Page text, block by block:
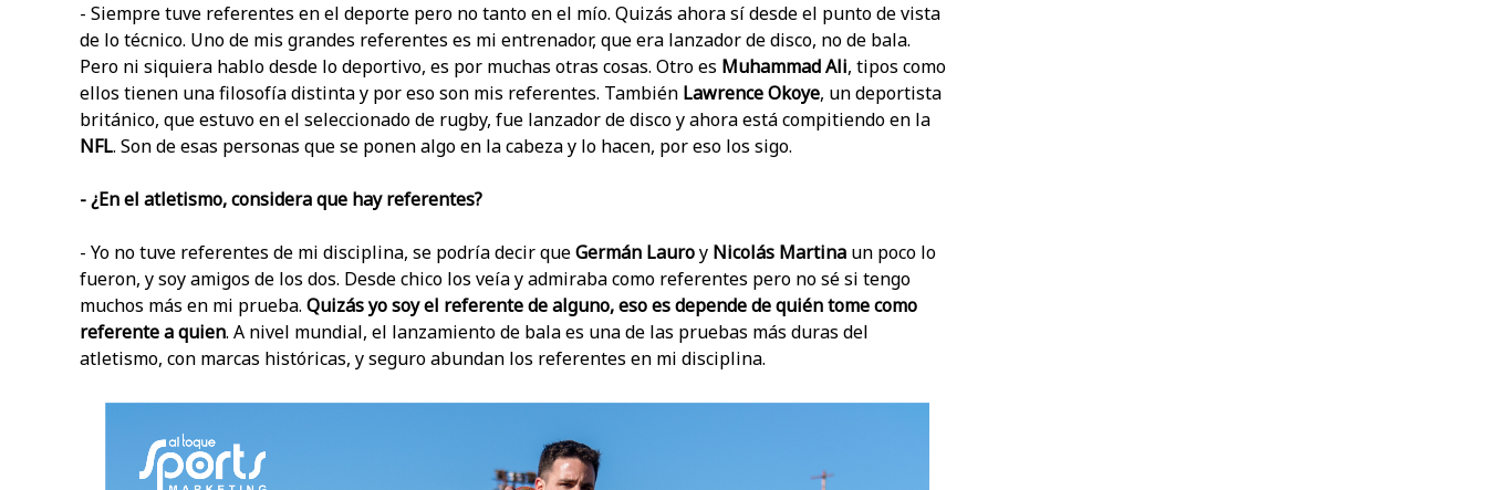
- Siempre tuve referentes en el deporte pero no tanto en el mío. Quizás ahora sí desde el punto de vista
de lo técnico. Uno de mis grandes referentes es mi entrenador, que era lanzador de disco, no de bala.
Pero ni siquiera hablo desde lo deportivo, es por muchas otras cosas. Otro es Muhammad Ali, tipos como
ellos tienen una filosofía distinta y por eso son mis referentes. También Lawrence Okoye, un deportista
británico, que estuvo en el seleccionado de rugby, fue lanzador de disco y ahora está compitiendo en la
NFL. Son de esas personas que se ponen algo en la cabeza y lo hacen, por eso los sigo.
- ¿En el atletismo, considera que hay referentes?
- Yo no tuve referentes de mi disciplina, se podría decir queGermán Lauroy Nicolás Martina un poco lo
fueron, y soy amigos de los dos. Desde chico los veía y admiraba como referentes pero no sé si tengo
muchos más en mi prueba. Quizás yo soy el referente de alguno, eso es depende de quién tome como
referente a quien. A nivel mundial, el lanzamiento de bala es una de las pruebas más duras del
atletismo, con marcas históricas, y seguro abundan los referentes en mi disciplina.